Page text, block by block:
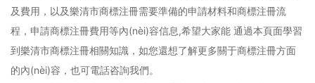
及費用，以及樂清市商標注冊需要準備的申請材料和商標注冊流
程，申請商標注冊費用等內(nèi)容信息,希望大家能 通過本頁面學習
到樂清市商標注冊相關知識，如您還想了解更多關于商標注冊方面
的內(nèi)容，也可電話咨詢我們。